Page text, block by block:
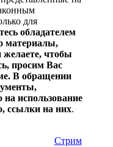
для
обладателем
материалы,
желаете, чтобы
просим Вас
В обращении
использование
ссылки на них.
Стрим